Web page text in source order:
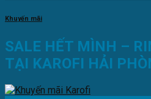
Khuyến mãi
SALE HẾT MÌNH –
TẠI KAROFI HẢI